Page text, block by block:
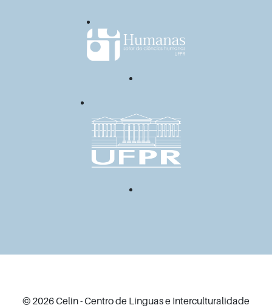
© 2026 Celin - Centro de Línguas e Interculturalidade